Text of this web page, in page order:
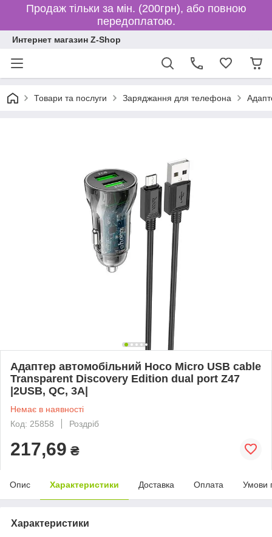
Продаж тільки за мін. (200грн), або повною
передоплатою.
Интернет магазин Z-Shop
Товари та послуги Заряджання для телефона
Адаптер автомобільний Hoco Micro USB cable
Transparent Discovery Edition dual port Z47
|2USB, QC, 3A|
Немає в наявності
Код: 25858
Роздріб
217,69 ₴
Опис Характеристики Доставка Оплата Умови
Характеристики